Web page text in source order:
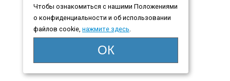
Чтобы ознакомиться с нашими Положениями
о конфиденциальности и об использовании
файлов cookie, нажмите здесь.
ОК